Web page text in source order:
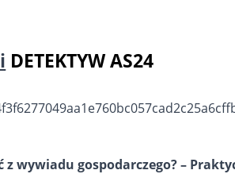
DETEKTYW AS24
z wywiadu gospodarczego? –